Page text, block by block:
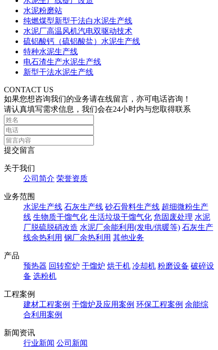
水泥粉磨站
纯燃煤型新型干法白水泥生产线
水泥厂高温风机汽电双驱动技术
硫铝酸钙（硫铝酸盐）水泥生产线
特种水泥生产线
电石渣生产水泥生产线
新型干法水泥生产线
CONTACT US
如果您想咨询我们的业务请在线留言，亦可电话咨询！
请认真填写需求信息，我们会在24小时内与您取得联系
提交留言
关于我们
公司简介 荣誉资质
业务范围
水泥生产线 石灰生产线 砂石骨料生产线 超细微粉生产
线 生物质干馏气化 生活垃圾干馏气化 危固废处理 水泥
厂脱硫脱硝改造 水泥厂余能利用(发电/供暖等) 石灰生产
线余热利用 钢厂余热利用 其他业务
产品
预热器 回转窑炉 干馏炉 烘干机 冷却机 粉磨设备 破碎设
备 选粉机
工程案例
建材工程案例 干馏炉及应用案例 环保工程案例 余能综
合利用案例
新闻资讯
行业新闻 公司新闻